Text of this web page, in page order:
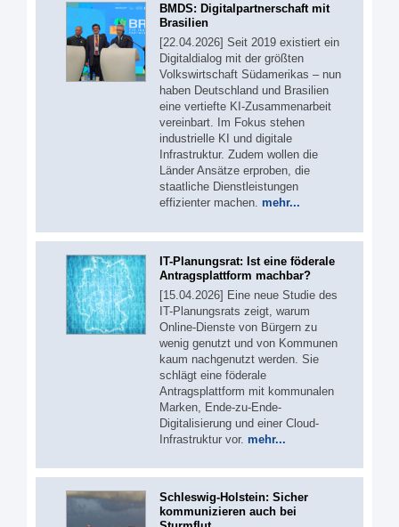
BMDS: Digitalpartnerschaft mit
Brasilien
[22.04.2026] Seit 2019 existiert ein
Digitaldialog mit der größten
Volkswirtschaft Südamerikas – nun
haben Deutschland und Brasilien
eine vertiefte KI-Zusammenarbeit
vereinbart. Im Fokus stehen
industrielle KI und digitale
Infrastruktur. Zudem wollen die
Länder Ansätze erproben, die
staatliche Dienstleistungen
effizienter machen. mehr...
IT-Planungsrat: Ist eine föderale
Antragsplattform machbar?
[15.04.2026] Eine neue Studie des
IT-Planungsrats zeigt, warum
Online-Dienste von Bürgern zu
wenig genutzt und von Kommunen
kaum nachgenutzt werden. Sie
schlägt eine föderale
Antragsplattform mit kommunalen
Marken, Ende-zu-Ende-
Digitalisierung und einer Cloud-
Infrastruktur vor. mehr...
Schleswig-Holstein: Sicher
kommunizieren auch bei